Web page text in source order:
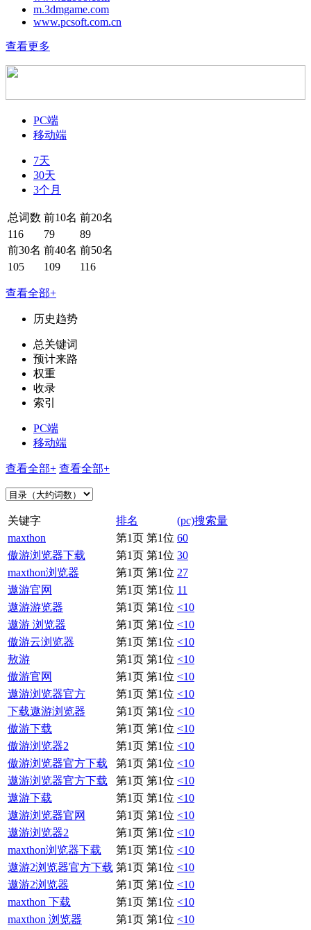
m.3dmgame.com
www.pcsoft.com.cn
查看更多
PC端
移动端
7天
30天
3个月
总词数 前10名 前20名
116
79
89
前30名 前40名 前50名
105
109 116
查看全部+
历史趋势
总关键词
预计来路
权重
收录
索引
PC端
移动端
查看全部+ 查看全部+
关键字 排名
(pc)搜索量
maxthon
第1页 第1位 60
傲游浏览器下载
第1页 第1位 30
maxthon浏览器
第1页 第1位 27
遨游官网
第1页 第1位 11
遨游游览器
第1页 第1位 <10
遨游 浏览器
第1页 第1位 <10
傲游云浏览器
第1页 第1位 <10
敖游
第1页 第1位 <10
傲游官网
第1页 第1位 <10
遨游浏览器官方
第1页 第1位 <10
下载遨游浏览器
第1页 第1位 <10
傲游下载
第1页 第1位 <10
傲游浏览器2
第1页 第1位 <10
傲游浏览器官方下载
第1页 第1位 <10
遨游浏览器官方下载
第1页 第1位 <10
遨游下载
第1页 第1位 <10
遨游浏览器官网
第1页 第1位 <10
遨游浏览器2
第1页 第1位 <10
maxthon浏览器下载
第1页 第1位 <10
遨游2浏览器官方下载 第1页 第1位 <10
遨游2浏览器
第1页 第1位 <10
maxthon 下载
第1页 第1位 <10
maxthon 浏览器
第1页 第1位 <10